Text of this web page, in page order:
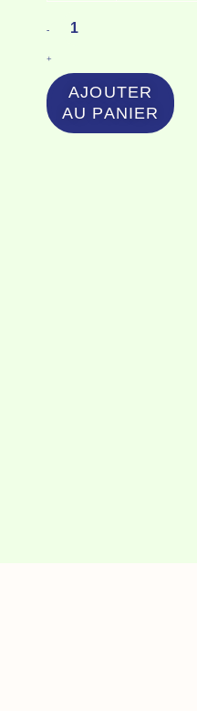
-
D'art
Wanwan,
Le
Magichien
+
AJOUTER
AU PANIER